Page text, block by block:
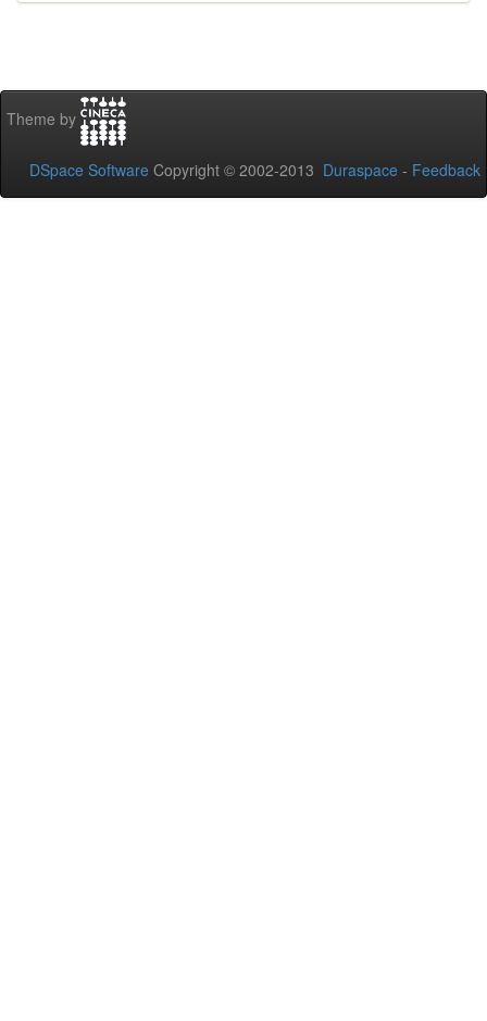
Theme by
DSpace Software Copyright © 2002-2013 Duraspace - Feedback